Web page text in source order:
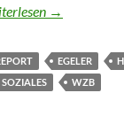
steigt trotz
→
EGELER
SOZIALES WZB